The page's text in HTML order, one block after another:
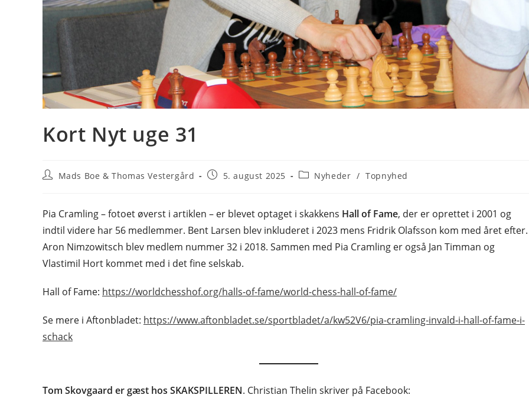
Kort Nyt uge 31
PostMads Boe & Thomas Vestergård
Post5. august 2025
PostNyheder / Topnyhed
Pia Cramling – fotoet øverst i artiklen – er blevet optaget i skakkens Hall of Fame, der er oprettet i 2001 og
indtil videre har 56 medlemmer. Bent Larsen blev inkluderet i 2023 mens Fridrik Olafsson kom med året efter.
Aron Nimzowitsch blev medlem nummer 32 i 2018. Sammen med Pia Cramling er også Jan Timman og
Vlastimil Hort kommet med i det fine selskab.
Hall of Fame: https://worldchesshof.org/halls-of-fame/world-chess-hall-of-fame/
Se mere i Aftonbladet: https://www.aftonbladet.se/sportbladet/a/kw52V6/pia-cramling-invald-i-hall-of-fame-i-
schack
Tom Skovgaard er gæst hos SKAKSPILLEREN. Christian Thelin skriver på Facebook: